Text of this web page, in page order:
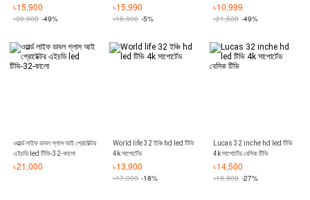
৳15,900
৳30,900 -49%
৳15,990
৳16,900 -5%
৳10,999
৳21,500 -49%
ওয়ার্ল্ড লাইফ ডাবল গ্লাস আই প্রোটেক্টর
এইচডি led টিভি-32-কালো
৳21,000
World life 32 ইঞ্চি hd led টিভি
4k সাপোর্টেড
৳13,900
৳17,000 -18%
Lucas 32 inche hd led টিভি
4k সাপোর্টেড বেসিক টিভি
৳14,500
৳19,900 -27%